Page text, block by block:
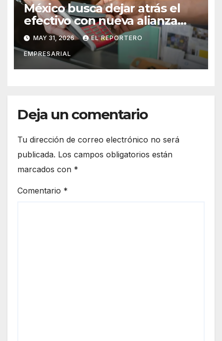
México busca dejar atrás el
efectivo con nueva alianza
entre banca y empresas
MAY 31, 2026 EL REPORTERO
EMPRESARIAL
Deja un comentario
Tu dirección de correo electrónico no será
publicada. Los campos obligatorios están
marcados con *
Comentario *